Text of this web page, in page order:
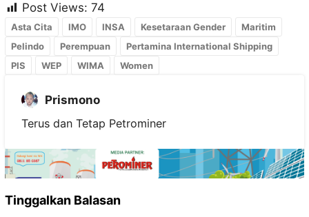
Post Views: 74
Asta Cita IMO INSA Kesetaraan Gender
Maritim
Pelindo
Perempuan
Pertamina International Shipping
PIS
WEP WIMA Women
Prismono
Terus dan Tetap Petrominer
Tinggalkan Balasan